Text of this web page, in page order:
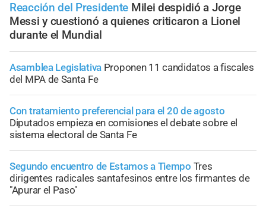
Reacción del Presidente Milei despidió a Jorge
Messi y cuestionó a quienes criticaron a Lionel
durante el Mundial
Asamblea Legislativa Proponen 11 candidatos a fiscales
del MPA de Santa Fe
Con tratamiento preferencial para el 20 de agosto
Diputados empieza en comisiones el debate sobre el
sistema electoral de Santa Fe
Segundo encuentro de Estamos a Tiempo Tres
dirigentes radicales santafesinos entre los firmantes de
"Apurar el Paso"